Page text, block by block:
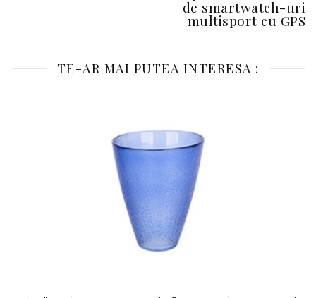
de smartwatch-uri
multisport cu GPS
TE-AR MAI PUTEA INTERESA :